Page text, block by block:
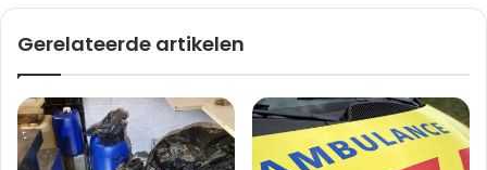
Gerelateerde artikelen